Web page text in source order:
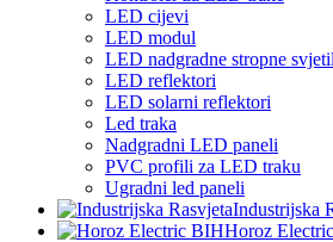
LED cijevi
LED modul
LED nadgradne stropne
LED reflektori
LED solarni reflektori
Led traka
Nadgradni LED paneli
PVC profili za LED traku
Ugradni led paneli
Industrijska
Horoz